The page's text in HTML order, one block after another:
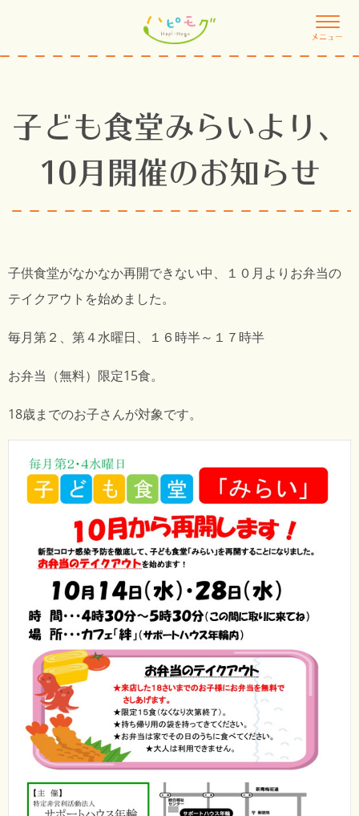
メニュー
子ども食堂みらいより、
10月開催のお知らせ
子供食堂がなかなか再開できない中、１０月よりお弁当の
テイクアウトを始めました。
毎月第２、第４水曜日、１６時半～１７時半
お弁当（無料）限定15食。
18歳までのお子さんが対象です。